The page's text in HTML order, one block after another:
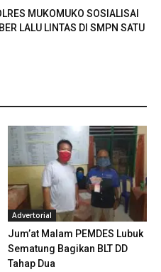
MUKOMUKO SOSIALISAI
LALU LINTAS DI SMPN SATU
Advertorial
Jum’at Malam PEMDES Lubuk
Sematung Bagikan BLT DD
Tahap Dua